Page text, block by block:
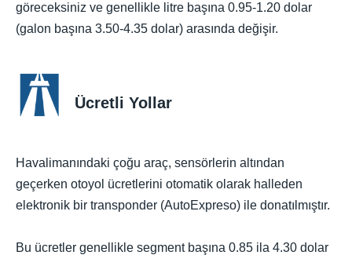
göreceksiniz ve genellikle litre başına 0.95-1.20 dolar
(galon başına 3.50-4.35 dolar) arasında değişir.
Ücretli Yollar
Havalimanındaki çoğu araç, sensörlerin altından
geçerken otoyol ücretlerini otomatik olarak halleden
elektronik bir transponder (AutoExpreso) ile donatılmıştır.
Bu ücretler genellikle segment başına 0.85 ila 4.30 dolar